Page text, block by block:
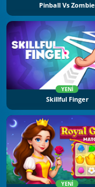
Pinball Vs Zombie
YENI
Skillful Finger
YENI